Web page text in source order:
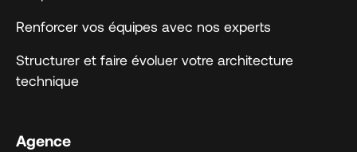
Renforcer vos équipes avec nos experts
Structurer et faire évoluer votre architecture
technique
Agence